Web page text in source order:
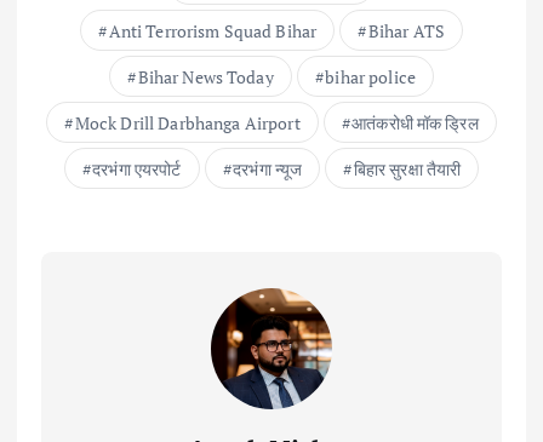
Anti Terrorism Squad Bihar
Bihar ATS
Bihar News Today
bihar police
Mock Drill Darbhanga Airport
आतंकरोधी मॉक ड्रिल
दरभंगा एयरपोर्ट
दरभंगा न्यूज बिहार सुरक्षा तैयारी